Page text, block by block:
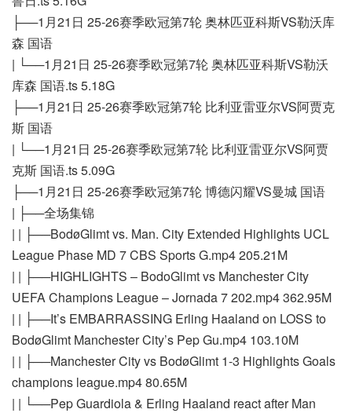
├──1月21日 25-26赛季欧冠第7轮 奥林匹亚科斯VS勒沃库
森 国语
| └──1月21日 25-26赛季欧冠第7轮 奥林匹亚科斯VS勒沃
库森 国语.ts 5.18G
├──1月21日 25-26赛季欧冠第7轮 比利亚雷亚尔VS阿贾克
斯 国语
| └──1月21日 25-26赛季欧冠第7轮 比利亚雷亚尔VS阿贾
克斯 国语.ts 5.09G
├──1月21日 25-26赛季欧冠第7轮 博德闪耀VS曼城 国语
| ├──全场集锦
| | ├──BodøGlimt vs. Man. City Extended Highlights UCL
League Phase MD 7 CBS Sports G.mp4 205.21M
| | ├──HIGHLIGHTS – BodoGlimt vs Manchester City
UEFA Champions League – Jornada 7 202.mp4 362.95M
| | ├──It’s EMBARRASSING Erling Haaland on LOSS to
BodøGlimt Manchester City’s Pep Gu.mp4 103.10M
| | ├──Manchester City vs BodøGlimt 1-3 Highlights Goals
champions league.mp4 80.65M
| | └──Pep Guardiola & Erling Haaland react after Man